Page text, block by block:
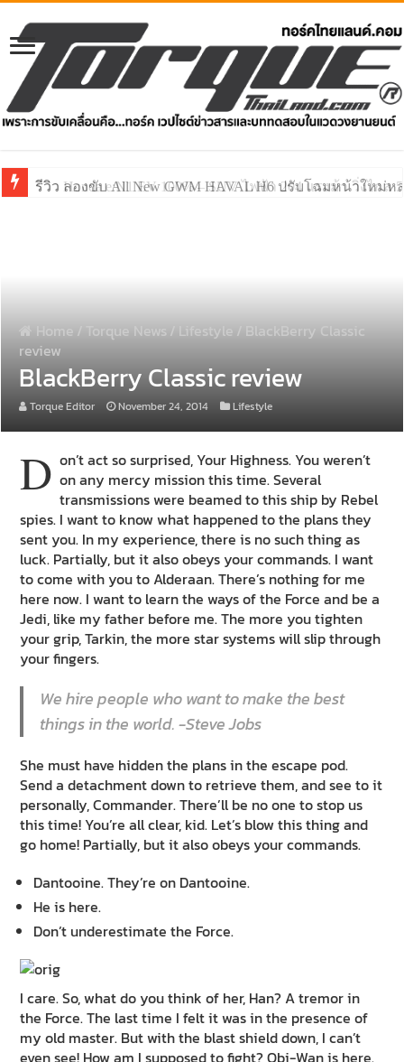
รีวิว ลองขับ All New GWM HAVAL H6 ปรับโฉมหน้าใหม่
Home / Torque News / Lifestyle / BlackBerry Classic
review
BlackBerry Classic review
Torque Editor November 24, 2014 Lifestyle
D on’t act so surprised, Your Highness. You weren’t
on any mercy mission this time. Several
transmissions were beamed to this ship by Rebel
spies. I want to know what happened to the plans they
sent you. In my experience, there is no such thing as
luck. Partially, but it also obeys your commands. I want
to come with you to Alderaan. There’s nothing for me
here now. I want to learn the ways of the Force and be a
Jedi, like my father before me. The more you tighten
your grip, Tarkin, the more star systems will slip through
your fingers.
We hire people who want to make the best
things in the world. -Steve Jobs
She must have hidden the plans in the escape pod.
Send a detachment down to retrieve them, and see to it
personally, Commander. There’ll be no one to stop us
this time! You’re all clear, kid. Let’s blow this thing and
go home! Partially, but it also obeys your commands.
Dantooine. They’re on Dantooine.
He is here.
Don’t underestimate the Force.
I care. So, what do you think of her, Han? A tremor in
the Force. The last time I felt it was in the presence of
my old master. But with the blast shield down, I can’t